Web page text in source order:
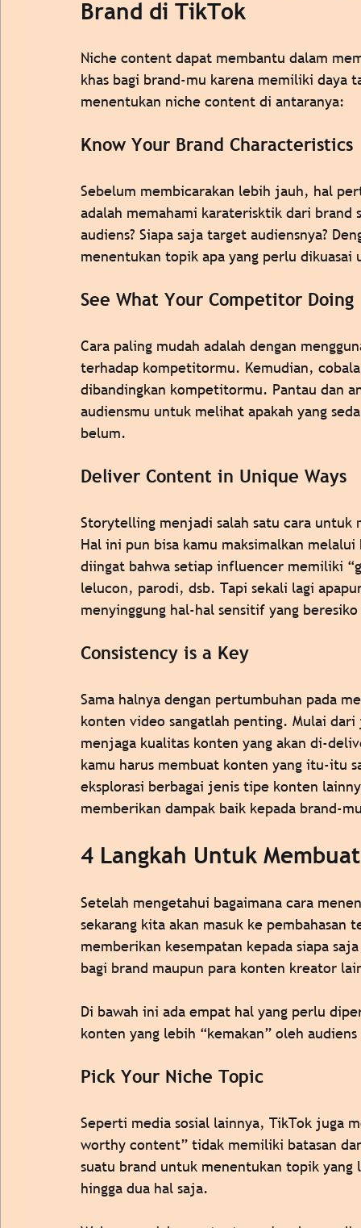
Brand di TikTok
Niche content dapat membantu dalam
khas bagi brand-mu karena memiliki
menentukan niche content di antaranya:
Know Your Brand Characteristics
Sebelum membicarakan lebih jauh, hal
adalah memahami karaterisktik dari
audiens? Siapa saja target audiensnya?
menentukan topik apa yang perlu
See What Your Competitor Doing
Cara paling mudah adalah dengan
terhadap kompetitormu. Kemudian,
dibandingkan kompetitormu. Pantau dan
audiensmu untuk melihat apakah yang
belum.
Deliver Content in Unique Ways
Storytelling menjadi salah satu cara
Hal ini pun bisa kamu maksimalkan
diingat bahwa setiap influencer memiliki
lelucon, parodi, dsb. Tapi sekali lagi
menyinggung hal-hal sensitif yang
Consistency is a Key
Sama halnya dengan pertumbuhan pada
konten video sangatlah penting. Mulai
menjaga kualitas konten yang akan di-
kamu harus membuat konten yang itu-itu
eksplorasi berbagai jenis tipe konten
memberikan dampak baik kepada brand-
4 Langkah Untuk
Setelah mengetahui bagaimana cara
sekarang kita akan masuk ke
memberikan kesempatan kepada siapa
bagi brand maupun para konten kreator
Di bawah ini ada empat hal yang perlu
konten yang lebih “kemakan” oleh
Pick Your Niche Topic
Seperti media sosial lainnya, TikTok juga
worthy content” tidak memiliki batasan
suatu brand untuk menentukan topik
hingga dua hal saja.